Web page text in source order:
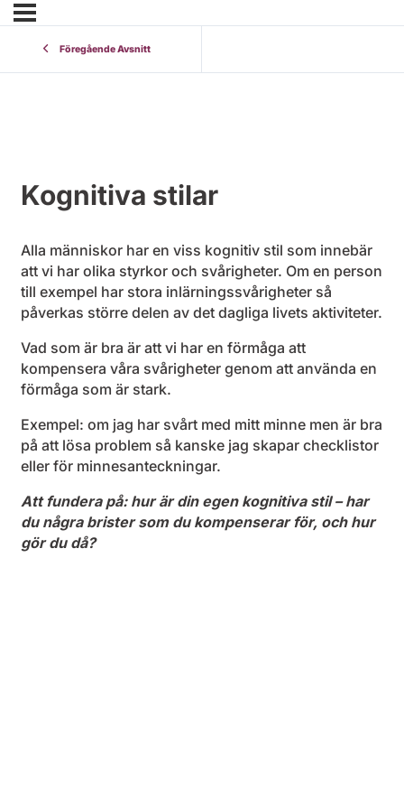
Föregående Avsnitt
Kognitiva stilar
Alla människor har en viss kognitiv stil som innebär
att vi har olika styrkor och svårigheter. Om en person
till exempel har stora inlärningssvårigheter så
påverkas större delen av det dagliga livets aktiviteter.
Vad som är bra är att vi har en förmåga att
kompensera våra svårigheter genom att använda en
förmåga som är stark.
Exempel: om jag har svårt med mitt minne men är bra
på att lösa problem så kanske jag skapar checklistor
eller för minnesanteckningar.
Att fundera på: hur är din egen kognitiva stil – har
du några brister som du kompenserar för, och hur
gör du då?